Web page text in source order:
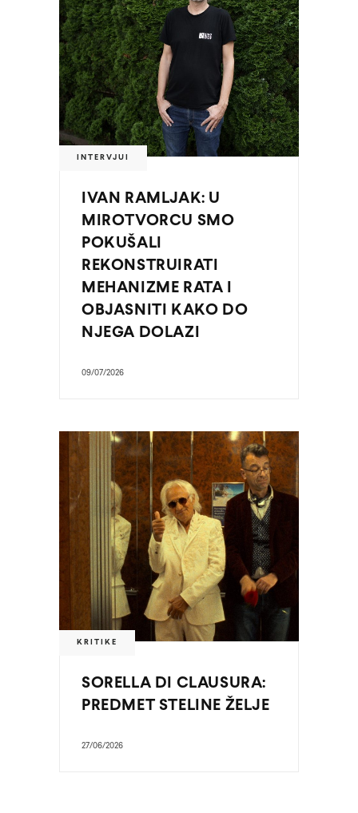
INTERVJUI
IVAN RAMLJAK: U
MIROTVORCU SMO
POKUŠALI
REKONSTRUIRATI
MEHANIZME RATA I
OBJASNITI KAKO DO
NJEGA DOLAZI
09/07/2026
KRITIKE
SORELLA DI CLAUSURA:
PREDMET STELINE ŽELJE
27/06/2026